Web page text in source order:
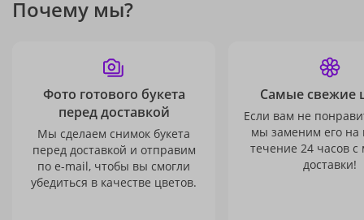
Почему мы?
Фото готового букета
перед доставкой
Мы сделаем снимок букета
перед доставкой и отправим
по e-mail, чтобы вы смогли
убедиться в качестве цветов.
Самые свежие
Если вам не
мы заменим его на
течение 24 часов с
доставки!